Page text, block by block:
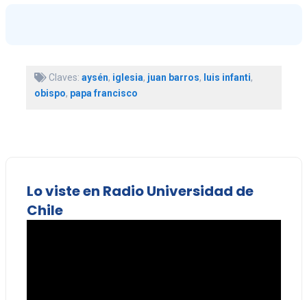
Claves: aysén, iglesia, juan barros, luis infanti,
obispo, papa francisco
Lo viste en Radio Universidad de
Chile